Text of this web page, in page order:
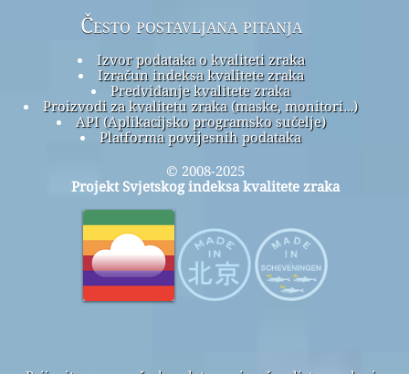
Često postavljana pitanja
Izvor podataka o kvaliteti zraka
Izračun indeksa kvalitete zraka
Predviđanje kvalitete zraka
Proizvodi za kvalitetu zraka (maske, monitori…)
API (Aplikacijsko programsko sučelje)
Platforma povijesnih podataka
© 2008-2025
Projekt Svjetskog indeksa kvalitete zraka